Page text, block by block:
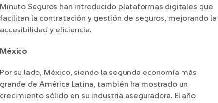
Minuto Seguros han introducido plataformas digitales que
facilitan la contratación y gestión de seguros, mejorando la
accesibilidad y eficiencia.
México
Por su lado, México, siendo la segunda economía más
grande de América Latina, también ha mostrado un
crecimiento sólido en su industria aseguradora. El año